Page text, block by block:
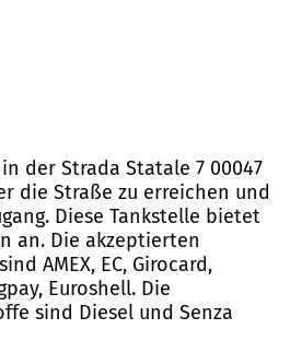
in der Strada Statale 7 00047
die Straße zu erreichen und
Diese Tankstelle bietet
an. Die akzeptierten
AMEX, EC, Girocard,
Euroshell. Die
sind Diesel und Senza